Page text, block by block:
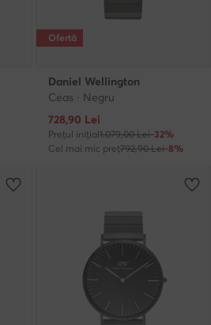
Ofertă
Daniel Wellington
Ceas · Negru
Prețul actual
728,90 Lei
Prețul inițial1.079,00 Lei-32%
Cel mai mic preț792,90 Lei-8%